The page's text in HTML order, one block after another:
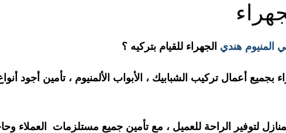
المنيوم هندي الجهراء للقيام بتركيه ؟
أعمال تركيب الشبابيك ، الأبواب الألمنيوم ، تأمين أجود
لتوفير الراحة للعميل ، مع تأمين جميع مستلزمات العملاء